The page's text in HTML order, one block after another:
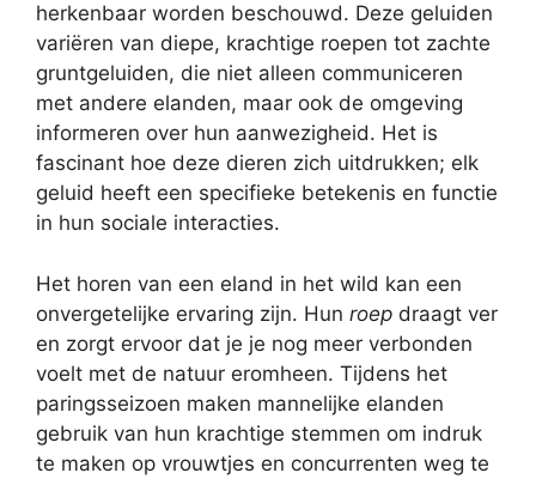
herkenbaar worden beschouwd. Deze geluiden
variëren van diepe, krachtige roepen tot zachte
gruntgeluiden, die niet alleen communiceren
met andere elanden, maar ook de omgeving
informeren over hun aanwezigheid. Het is
fascinant hoe deze dieren zich uitdrukken; elk
geluid heeft een specifieke betekenis en functie
in hun sociale interacties.
Het horen van een eland in het wild kan een
onvergetelijke ervaring zijn. Hun roep draagt ver
en zorgt ervoor dat je je nog meer verbonden
voelt met de natuur eromheen. Tijdens het
paringsseizoen maken mannelijke elanden
gebruik van hun krachtige stemmen om indruk
te maken op vrouwtjes en concurrenten weg te